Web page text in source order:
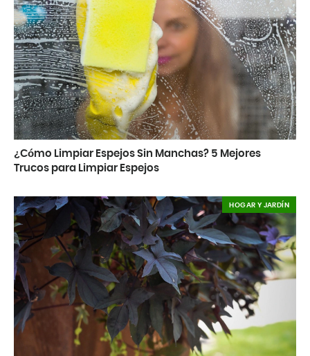
¿Cómo Limpiar Espejos Sin Manchas? 5 Mejores
Trucos para Limpiar Espejos
HOGAR Y JARDÍN